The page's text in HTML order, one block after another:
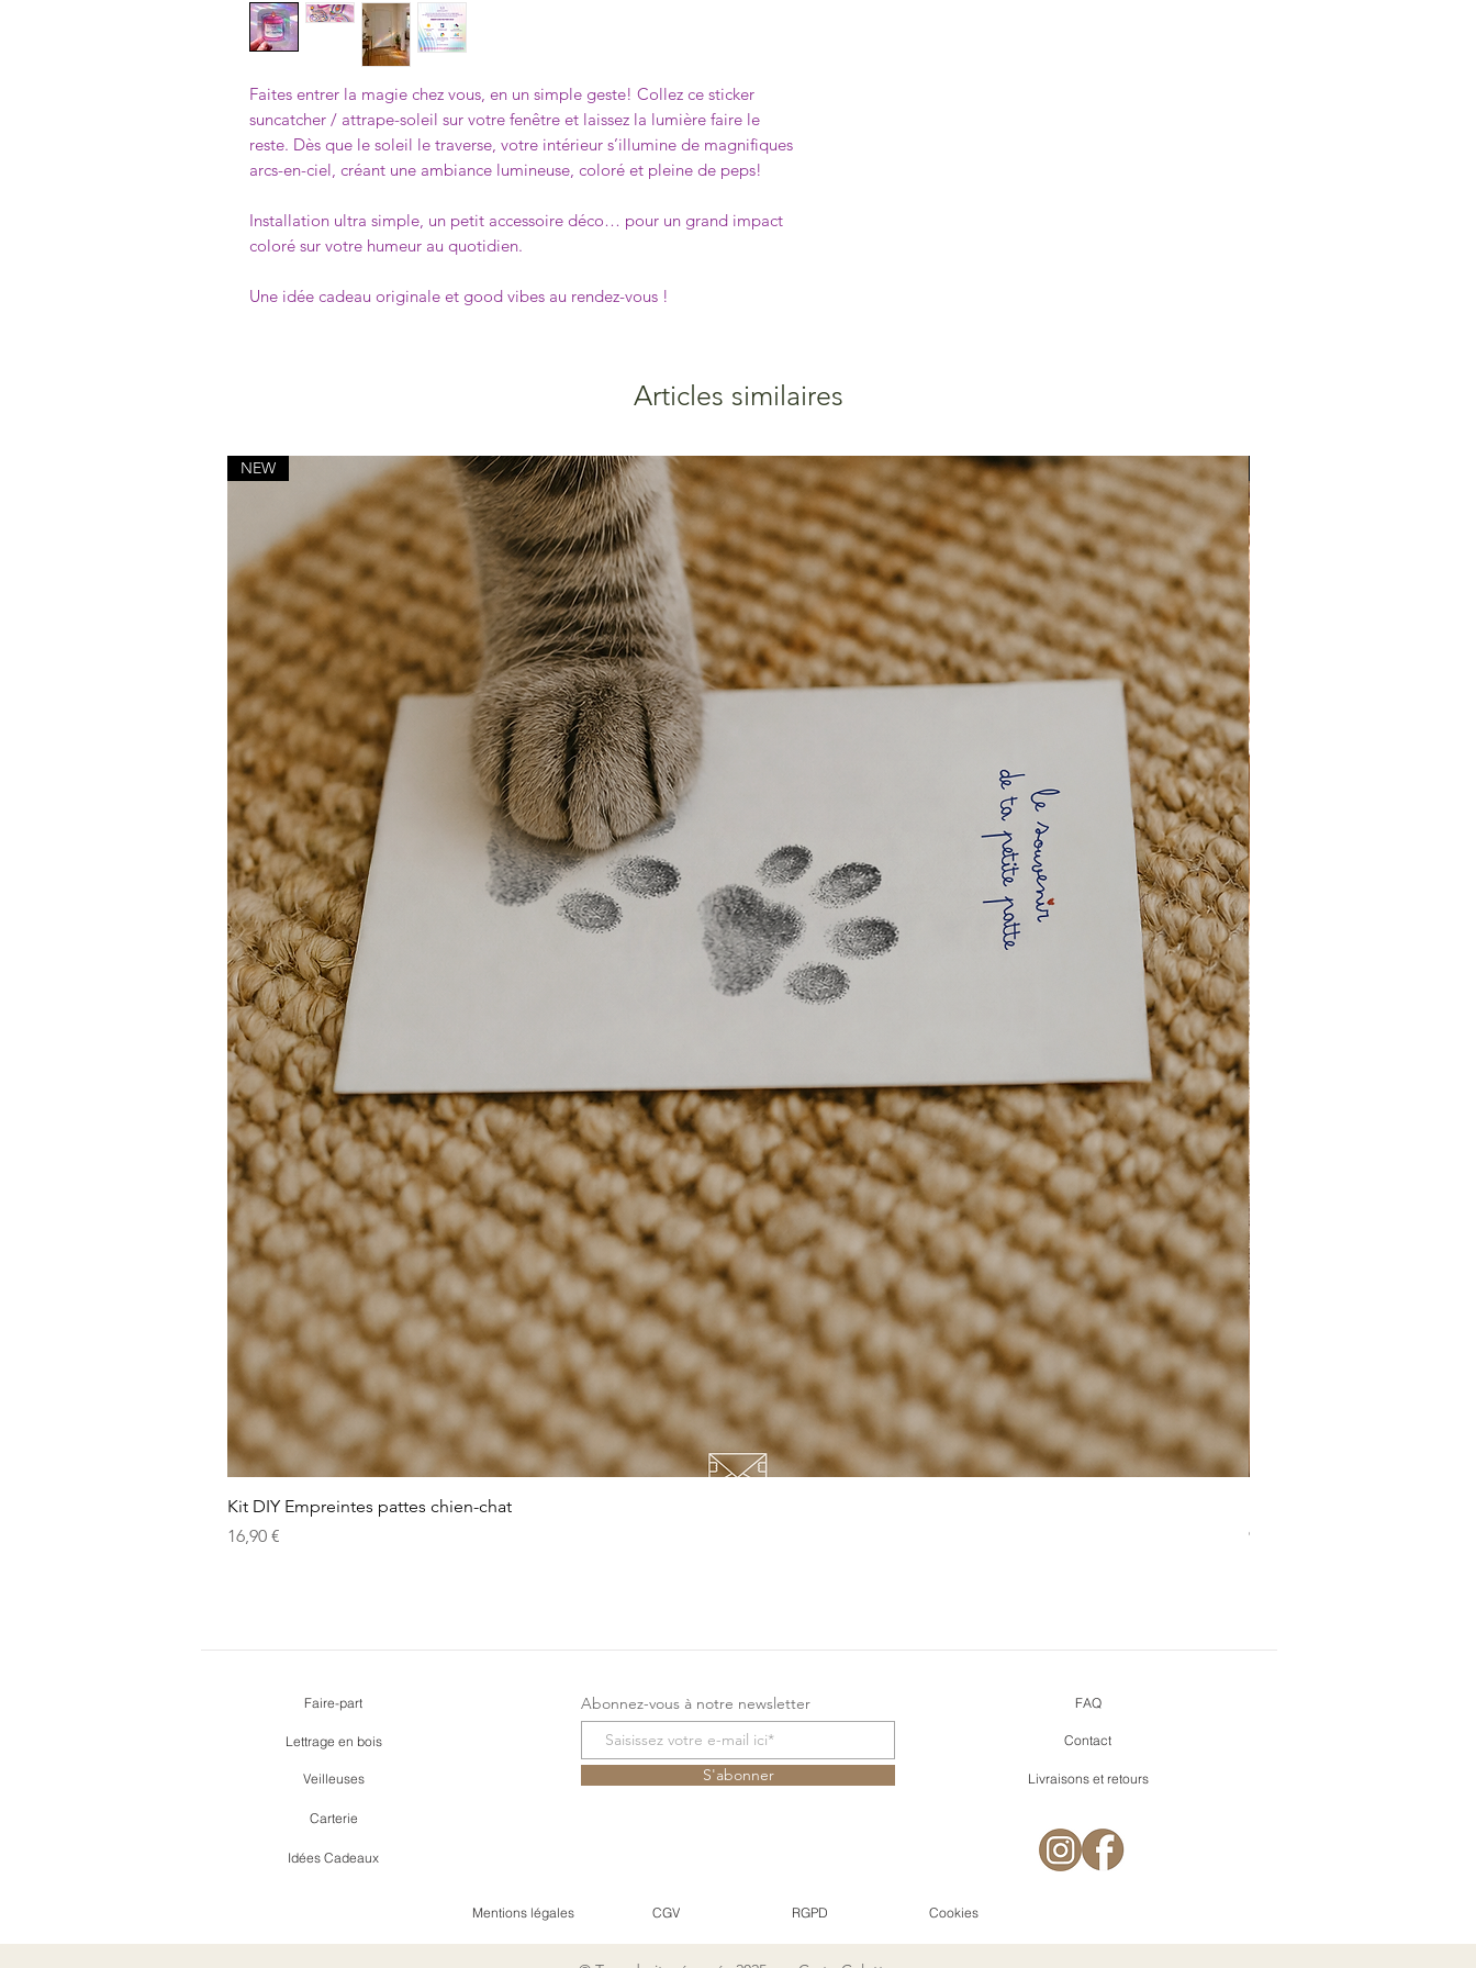
Faites entrer la magie chez vous, en un simple geste! Collez ce sticker
suncatcher / attrape-soleil sur votre fenêtre et laissez la lumière faire le
reste. Dès que le soleil le traverse, votre intérieur s’illumine de magnifiques
arcs-en-ciel, créant une ambiance lumineuse, coloré et pleine de peps!
Installation ultra simple, un petit accessoire déco… pour un grand impact
coloré sur votre humeur au quotidien.
Une idée cadeau originale et good vibes au rendez-vous !
Articles similaires
NEW
Kit DIY Empreintes pattes chien-chat
Prix
16,90 €
Prix
9,90 €
Faire-part
Veilleuses
Lettrage en bois
Carterie
Idées Cadeaux
Abonnez-vous à notre newsletter
S'abonner
FAQ
Contact
Livraisons et retours
Mentions légales CGV RGPD Cookies